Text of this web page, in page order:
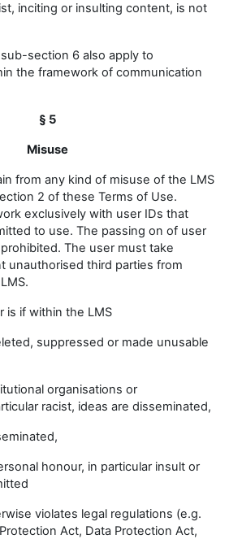
inciting or insulting content, is not
section 6 also apply to
the framework of communication
§ 5
Misuse
from any kind of misuse of the LMS
2 of these Terms of Use.
exclusively with user IDs that
to use. The passing on of user
The user must take
unauthorised third parties from
is if within the LMS
suppressed or made unusable
organisations or
racist, ideas are disseminated,
honour, in particular insult or
violates legal regulations (e.g.
Act, Data Protection Act,